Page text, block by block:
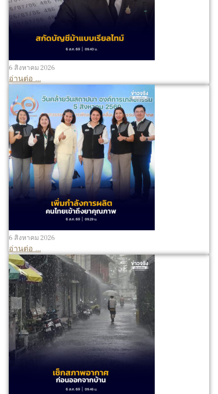
6 สิงหาคม 2026
อ่านต่อ ...
6 สิงหาคม 2026
อ่านต่อ ...